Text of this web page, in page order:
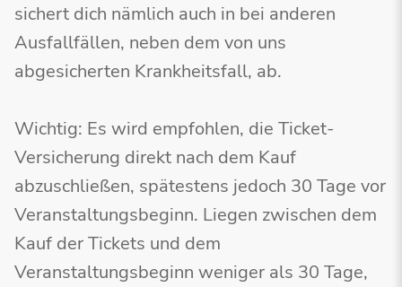
sichert dich nämlich auch in bei anderen
Ausfallfällen, neben dem von uns
abgesicherten Krankheitsfall, ab.
Wichtig: Es wird empfohlen, die Ticket-
Versicherung direkt nach dem Kauf
abzuschließen, spätestens jedoch 30 Tage vor
Veranstaltungsbeginn. Liegen zwischen dem
Kauf der Tickets und dem
Veranstaltungsbeginn weniger als 30 Tage,